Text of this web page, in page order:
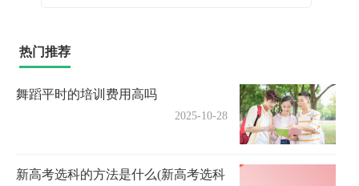
热门推荐
舞蹈平时的培训费用高吗
2025-10-28
新高考选科的方法是什么(新高考选科